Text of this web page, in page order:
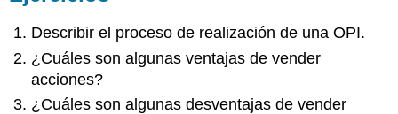
Describir el proceso de realización de una OPI.
¿Cuáles son algunas ventajas de vender
acciones?
¿Cuáles son algunas desventajas de vender